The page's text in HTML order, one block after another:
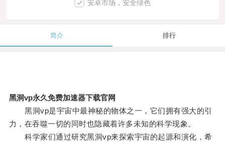
安卓市场，安全绿色
简介 排行
黑洞vp永久免费加速器下载官网
黑洞vp是宇宙中最神秘的物体之一，它们拥有强大的引
力，在吞噬一切的同时也隐藏着许多未知的科学现象。
科学家们通过研究黑洞vp来探索宇宙的起源和演化，希